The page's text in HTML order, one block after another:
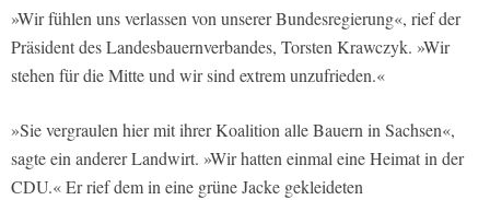
»Wir fühlen uns verlassen von unserer Bundesregierung«, rief der
Präsident des Landesbauernverbandes, Torsten Krawczyk. »Wir
stehen für die Mitte und wir sind extrem unzufrieden.«
»Sie vergraulen hier mit ihrer Koalition alle Bauern in Sachsen«,
sagte ein anderer Landwirt. »Wir hatten einmal eine Heimat in der
CDU.« Er rief dem in eine grüne Jacke gekleideten